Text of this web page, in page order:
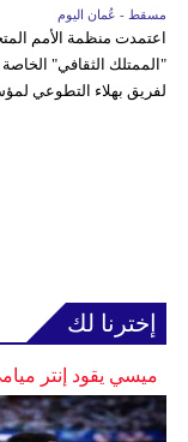
مسقط - عُمان اليوم
اعتمدت منظمة الأمم
"الممتلك الثقافي"
لفريق بهلاء التطوعي
إخترنا لك
ميسي يقود إنتر